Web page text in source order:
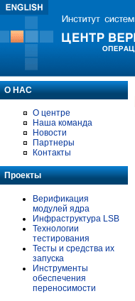
О НАС
О центре
Наша команда
Новости
Партнеры
Контакты
Проекты
Верификация
модулей ядра
Инфраструктура LSB
Технологии
тестирования
Тесты и средства их
запуска
Инструменты
обеспечения
переносимости